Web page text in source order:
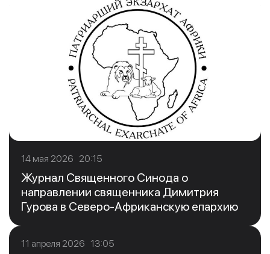
14 мая 2026 20:15
Журнал Священного Синода о
направлении священника Димитрия
Гурова в Северо-Африканскую епархию
11 апреля 2026 13:05